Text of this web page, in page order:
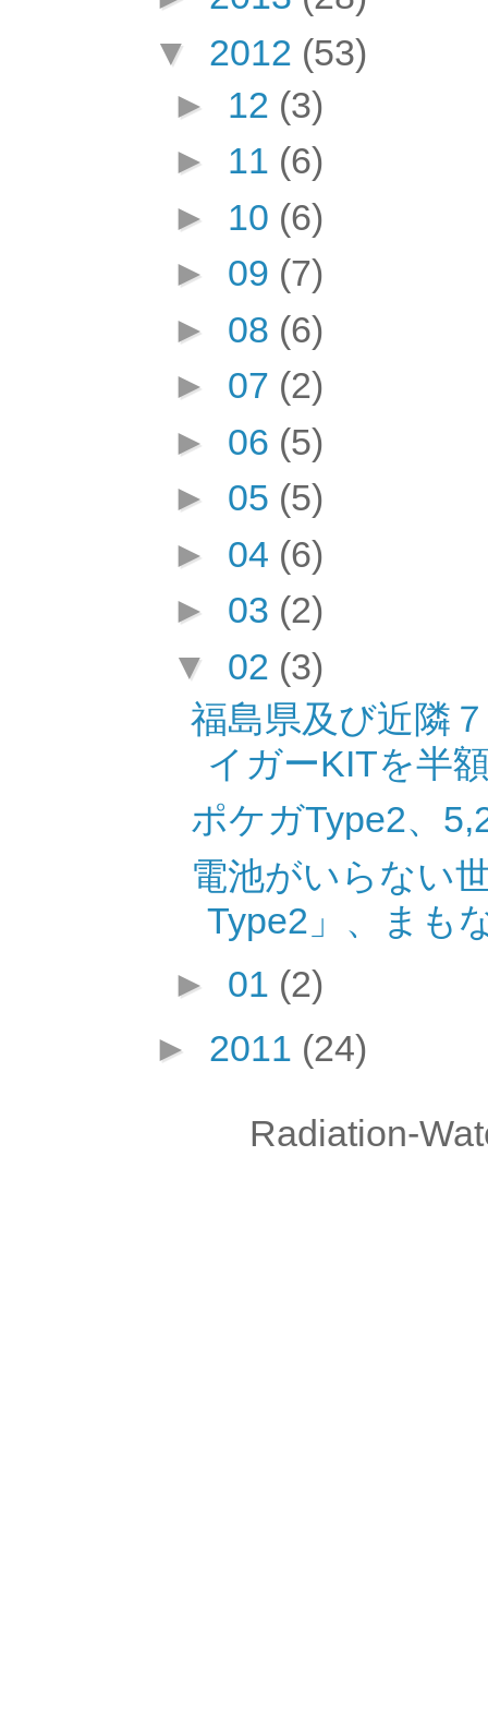
▼ 2012 (53)
► 12 (3)
► 11 (6)
► 10 (6)
► 09 (7)
► 08 (6)
► 07 (2)
► 06 (5)
► 05 (5)
► 04 (6)
► 03 (2)
▼ 02 (3)
福島県及び近隣
イガーKITを半
ポケガType2、
電池がいらない
Type2」、まも
► 01 (2)
► 2011 (24)
Radiation-